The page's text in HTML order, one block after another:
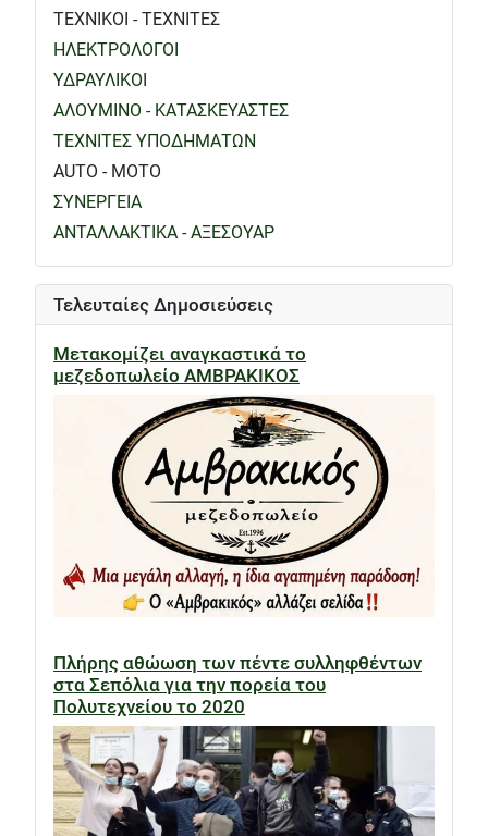
ΤΕΧΝΙΚΟΙ - ΤΕΧΝΙΤΕΣ
ΗΛΕΚΤΡΟΛΟΓΟΙ
ΥΔΡΑΥΛΙΚΟΙ
ΑΛΟΥΜΙΝΟ - ΚΑΤΑΣΚΕΥΑΣΤΕΣ
ΤΕΧΝΙΤΕΣ ΥΠΟΔΗΜΑΤΩΝ
AUTO - MOTO
ΣΥΝΕΡΓΕΙΑ
ΑΝΤΑΛΛΑΚΤΙΚΑ - ΑΞΕΣΟΥΑΡ
Τελευταίες Δημοσιεύσεις
Μετακομίζει αναγκαστικά το
μεζεδοπωλείο ΑΜΒΡΑΚΙΚΟΣ
Πλήρης αθώωση των πέντε συλληφθέντων
στα Σεπόλια για την πορεία του
Πολυτεχνείου το 2020